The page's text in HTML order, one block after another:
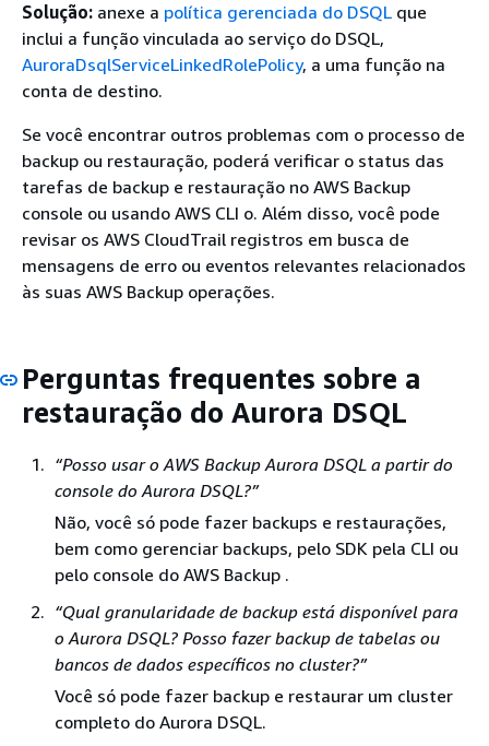
Solução: anexe a política gerenciada do DSQL que
inclui a função vinculada ao serviço do DSQL,
AuroraDsqlServiceLinkedRolePolicy, a uma função na
conta de destino.
Se você encontrar outros problemas com o processo de
backup ou restauração, poderá verificar o status das
tarefas de backup e restauração no AWS Backup
console ou usando AWS CLI o. Além disso, você pode
revisar os AWS CloudTrail registros em busca de
mensagens de erro ou eventos relevantes relacionados
às suas AWS Backup operações.
Perguntas frequentes sobre a
restauração do Aurora DSQL
“Posso usar o AWS Backup Aurora DSQL a partir do
console do Aurora DSQL?”
Não, você só pode fazer backups e restaurações,
bem como gerenciar backups, pelo SDK pela CLI ou
pelo console do AWS Backup .
“Qual granularidade de backup está disponível para
o Aurora DSQL? Posso fazer backup de tabelas ou
bancos de dados específicos no cluster?”
Você só pode fazer backup e restaurar um cluster
completo do Aurora DSQL.